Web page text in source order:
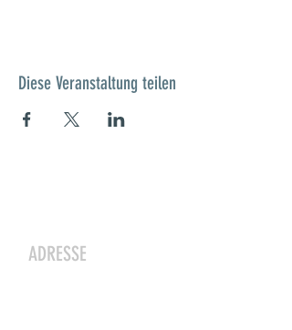
Diese Veranstaltung teilen
ADRESSE